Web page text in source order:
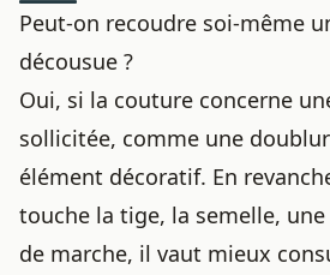
Peut-on recoudre soi-même
décousue ?
Oui, si la couture concerne
sollicitée, comme une
élément décoratif. En
touche la tige, la semelle,
de marche, il vaut mieux